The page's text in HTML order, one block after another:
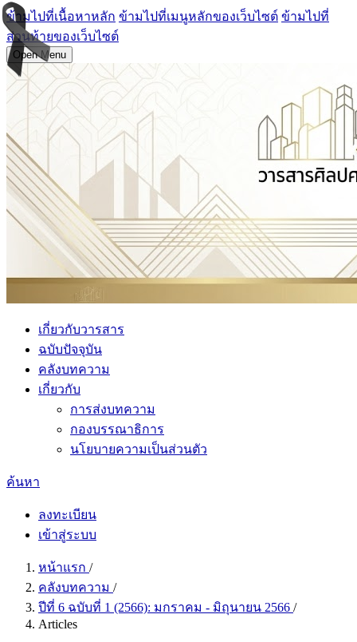
ข้ามไปที่เนื้อหาหลัก ข้ามไปที่เมนูหลักของเว็บไซต์ ข้ามไปที่
ส่วนท้ายของเว็บไซต์
Open Menu
เกี่ยวกับวารสาร
ฉบับปัจจุบัน
คลังบทความ
เกี่ยวกับ
การส่งบทความ
กองบรรณาธิการ
นโยบายความเป็นส่วนตัว
ค้นหา
ลงทะเบียน
เข้าสู่ระบบ
หน้าแรก /
คลังบทความ /
ปีที่ 6 ฉบับที่ 1 (2566): มกราคม - มิถุนายน 2566 /
Articles